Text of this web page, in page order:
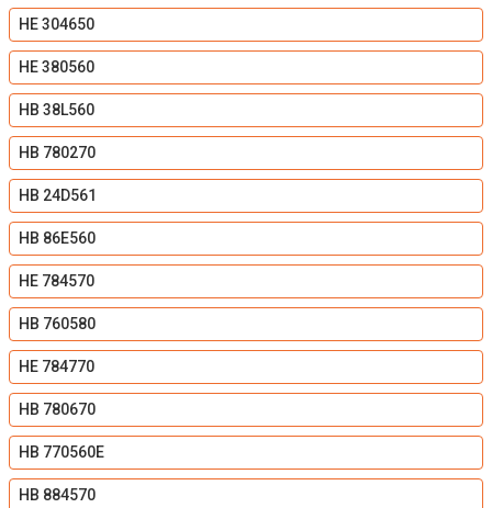
HE 304650
HE 380560
HB 38L560
HB 780270
HB 24D561
HB 86E560
HE 784570
HB 760580
HE 784770
HB 780670
HB 770560E
HB 884570